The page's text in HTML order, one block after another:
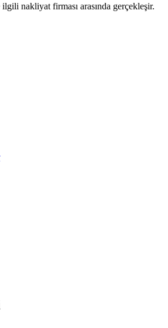
ilgili nakliyat firması arasında gerçekleşir.